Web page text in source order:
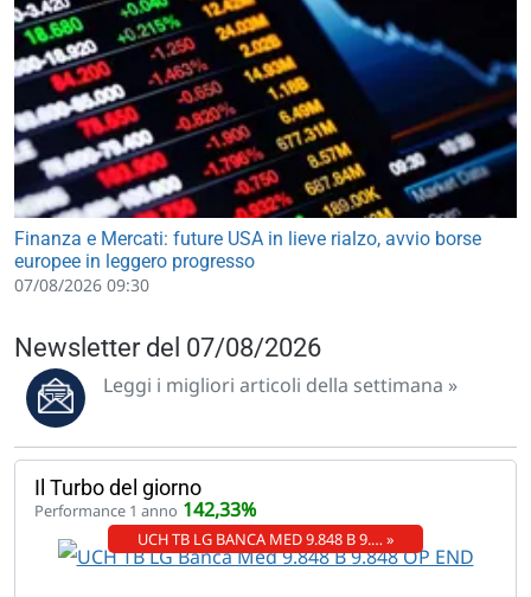
Finanza e Mercati: future USA in lieve rialzo, avvio borse
europee in leggero progresso
07/08/2026 09:30
Newsletter del 07/08/2026
Leggi i migliori articoli della settimana »
Il Turbo del giorno
Performance 1 anno 142,33%
UCH TB LG BANCA MED 9.848 B 9.… »